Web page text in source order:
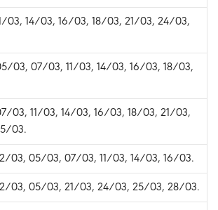
03, 14/03, 16/03, 18/03, 21/03, 24/03,
03, 07/03, 11/03, 14/03, 16/03, 18/03,
03, 11/03, 14/03, 16/03, 18/03, 21/03,
03.
03, 05/03, 07/03, 11/03, 14/03, 16/03.
03, 05/03, 21/03, 24/03, 25/03, 28/03.